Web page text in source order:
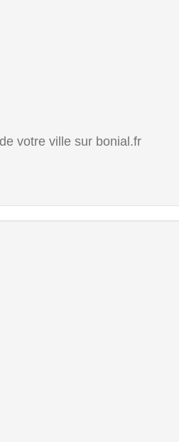
votre ville sur bonial.fr